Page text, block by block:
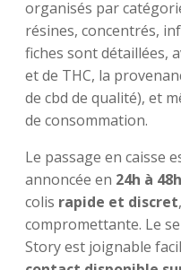
organisés par
résines, concentrés,
fiches sont détaillées,
et de THC, la
de cbd de qualité), et
de consommation.
Le passage en caisse
annoncée en 24h à 48h
colis rapide et discret
compromettante. Le
Story est joignable